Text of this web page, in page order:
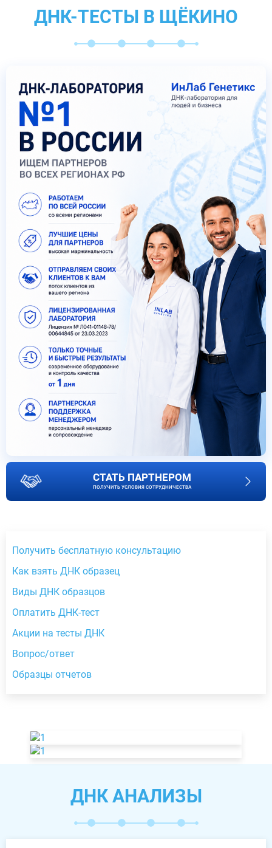
ДНК-ТЕСТЫ В ЩЁКИНО
СТАТЬ ПАРТНЕРОМ
ПОЛУЧИТЬ УСЛОВИЯ СОТРУДНИЧЕСТВА
Получить бесплатную консультацию
Как взять ДНК образец
Виды ДНК образцов
Оплатить ДНК-тест
Акции на тесты ДНК
Вопрос/ответ
Образцы отчетов
ДНК АНАЛИЗЫ